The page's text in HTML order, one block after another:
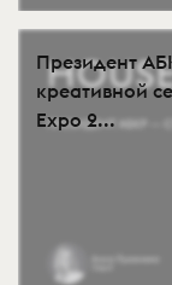
Президент
креативной
Expo 2...